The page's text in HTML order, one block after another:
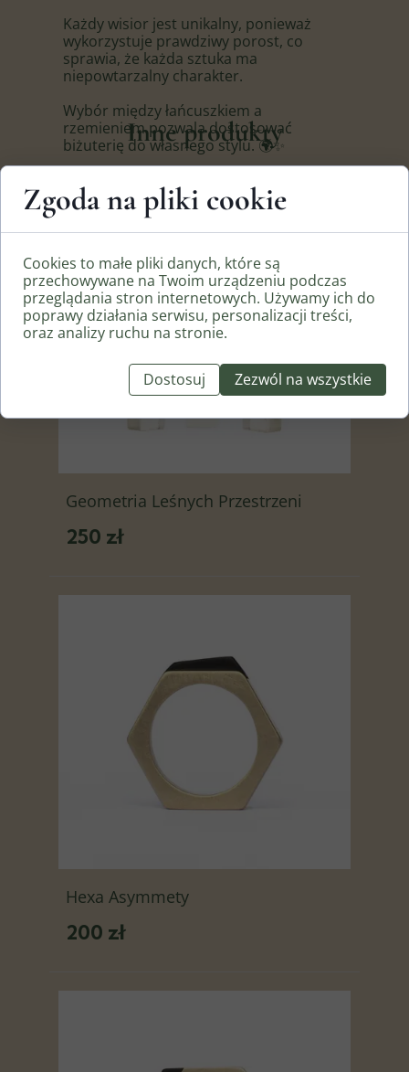
Rozmiary łańcuszków
Każdy wisior jest unikalny, ponieważ
wykorzystuje prawdziwy porost, co
sprawia, że każda sztuka ma
niepowtarzalny charakter.
Wybór między łańcuszkiem a
rzemieniem pozwala dostosować
biżuterię do własnego stylu. 🌍✨
tylko ozdoba, ale manifest dbania o
środowisko. Nosząc ten wisior,
wspierasz zrównoważony rozwój i
🌱
Przydatne artykuły
Inne produkty
Geometria Leśnych Przestrzeni
250 zł
Hexa Asymmety
200 zł
Zgoda na pliki cookie
Cookies to małe pliki danych, które są
przechowywane na Twoim urządzeniu podczas
przeglądania stron internetowych. Używamy ich do
poprawy działania serwisu, personalizacji treści,
oraz analizy ruchu na stronie.
Dostosuj Zezwól na wszystkie